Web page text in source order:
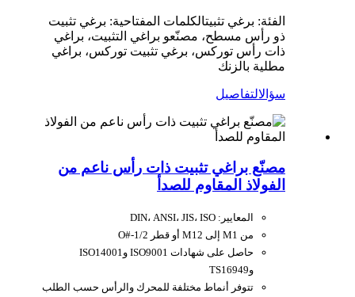
الفئة: برغي تثبيتالكلمات المفتاحية: برغي تثبيت
ذو رأس مسطح، مصنّعو براغي التثبيت، براغي
ذات رأس توركس، برغي تثبيت توركس، براغي
مطلية بالزنك
سؤالالتفاصيل
مصنّع براغي تثبيت ذات رأس ناعم من
الفولاذ المقاوم للصدأ
المعايير: DIN، ANSI، JIS، ISO
من M1 إلى M12 أو قطر O#-1/2
حاصل على شهادات ISO9001 وISO14001
وTS16949
تتوفر أنماط مختلفة للمحرك والرأس حسب الطلب